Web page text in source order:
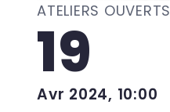
ATELIERS OUVERTS
19
Avr 2024, 10:00